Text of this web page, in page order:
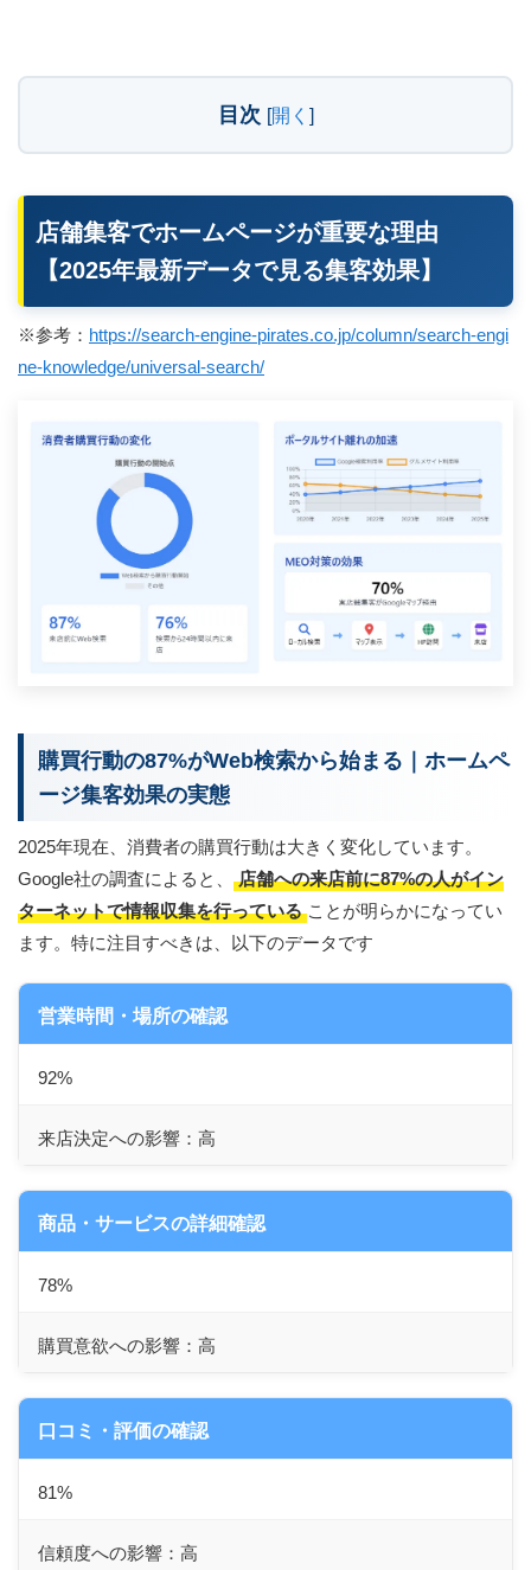
目次 [開く ]
店舗集客でホームページが重要な理由
【2025年最新データで見る集客効果】
※参考： https://search-engine-pirates.co.jp/column/search-engi
ne-knowledge/universal-search/
購買行動の87%がWeb検索から始まる｜ホームペ
ージ集客効果の実態
2025年現在、消費者の購買行動は大きく変化しています。
Google社の調査によると、
店舗への来店前に87%の人がイン
ターネットで情報収集を行っている ことが明らかになってい
ます。特に注目すべきは、以下のデータです
営業時間・場所の確認
92%
来店決定への影響：高
商品・サービスの詳細確認
78%
購買意欲への影響：高
口コミ・評価の確認
81%
信頼度への影響：高